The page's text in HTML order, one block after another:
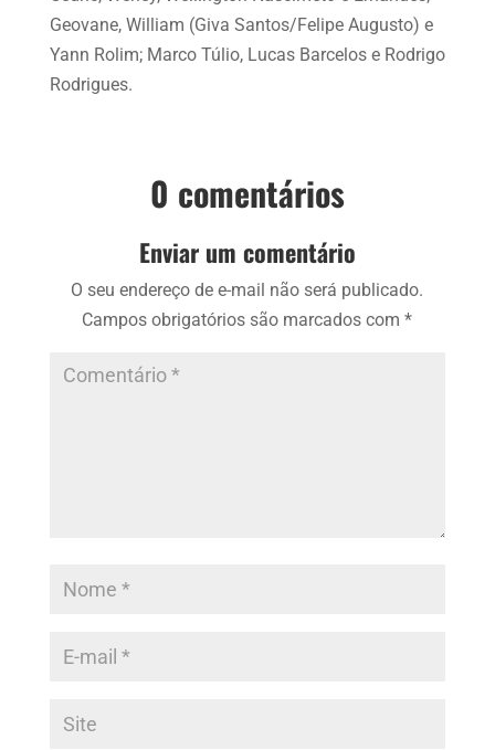
Geovane, William (Giva Santos/Felipe Augusto) e
Yann Rolim; Marco Túlio, Lucas Barcelos e Rodrigo
Rodrigues.
0 comentários
Enviar um comentário
O seu endereço de e-mail não será publicado.
Campos obrigatórios são marcados com*